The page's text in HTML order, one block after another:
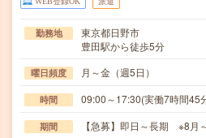
勤務地
東京都日野市
豊田駅から徒歩5分
曜日頻度 月～金（週5日）
時間 09:00～17:30(実働7時間
期間 【急募】即日～長期 ※8月